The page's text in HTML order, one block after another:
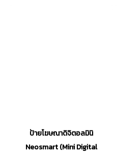
ป้ายโฆษณาดิจิตอลมินิ
Neosmart (Mini Digital